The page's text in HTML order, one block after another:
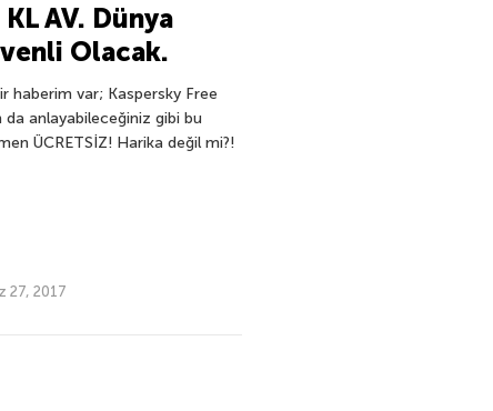
AV. Dünya
Olacak.
haberim var; Kaspersky Free
da anlayabileceğiniz gibi bu
ÜCRETSİZ! Harika değil mi?!
27, 2017